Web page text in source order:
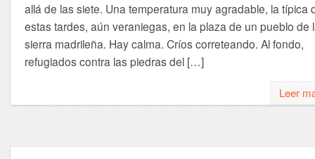
allá de las siete. Una temperatura muy agradable, la típica
estas tardes, aún veraniegas, en la plaza de un pueblo de
sierra madrileña. Hay calma. Críos correteando. Al fondo,
refugiados contra las piedras del […]
Leer